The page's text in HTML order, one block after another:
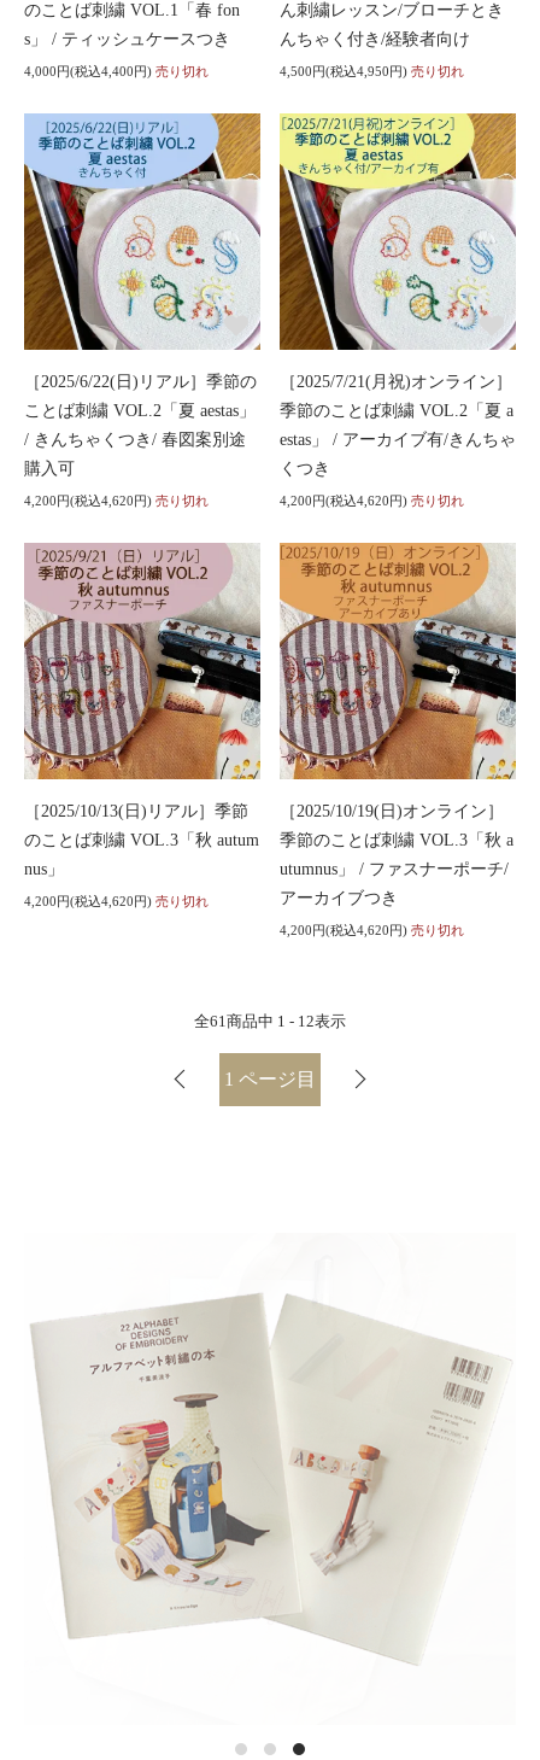
のことば刺繍 VOL.1「春 fon
s」 / ティッシュケースつき
4,000円(税込4,400円) 売り切れ
ん刺繍レッスン/ブローチとき
んちゃく付き/経験者向け
4,500円(税込4,950円) 売り切れ
［2025/6/22(日)リアル］季節の
ことば刺繍 VOL.2「夏 aestas」
/ きんちゃくつき/ 春図案別途
購入可
4,200円(税込4,620円) 売り切れ
［2025/7/21(月祝)オンライン］
季節のことば刺繍 VOL.2「夏 a
estas」 / アーカイブ有/きんちゃ
くつき
4,200円(税込4,620円) 売り切れ
［2025/10/13(日)リアル］季節
のことば刺繍 VOL.3「秋 autum
nus」
4,200円(税込4,620円) 売り切れ
［2025/10/19(日)オンライン］
季節のことば刺繍 VOL.3「秋 a
utumnus」 / ファスナーポーチ/
アーカイブつき
4,200円(税込4,620円) 売り切れ
全61商品中 1 - 12表示
1 ページ目